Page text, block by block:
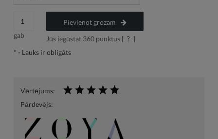
gab
Pievienot grozam
Jūs iegūstat 360punktus [ ? ]
* - Lauks ir obligāts
Vērtējums:
Pārdevējs: